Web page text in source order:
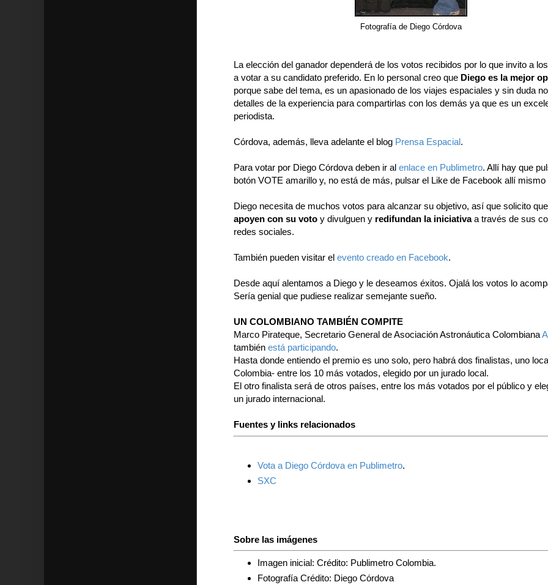
Fotografía de Diego Córdova
La elección del ganador dependerá de los votos recibidos por lo que invito a
a votar a su candidato preferido. En lo personal creo que Diego es la mejor
porque sabe del tema, es un apasionado de los viajes espaciales y sin duda
detalles de la experiencia para compartirlas con los demás ya que es un
periodista.
Córdova, además, lleva adelante el blog Prensa Espacial.
Para votar por Diego Córdova deben ir al enlace en Publimetro. Allí hay que
botón VOTE amarillo y, no está de más, pulsar el Like de Facebook allí mismo
Diego necesita de muchos votos para alcanzar su objetivo, así que solicito que
apoyen con su voto y divulguen y redifundan la iniciativaa través de sus
redes sociales.
También pueden visitar el evento creado en Facebook.
Desde aquí alentamos a Diego y le deseamos éxitos. Ojalá los votos lo
Sería genial que pudiese realizar semejante sueño.
UN COLOMBIANO TAMBIÉN COMPITE
Marco Pirateque, Secretario General de Asociación Astronáutica Colombiana
también está participando.
Hasta donde entiendo el premio es uno solo, pero habrá dos finalistas, uno
Colombia- entre los 10 más votados, elegido por un jurado local.
El otro finalista será de otros países, entre los más votados por el público y
un jurado internacional.
Fuentes y links relacionados
Vota a Diego Córdova en Publimetro.
SXC
Sobre las imágenes
Imagen inicial: Crédito: Publimetro Colombia.
Fotografía Crédito: Diego Córdova